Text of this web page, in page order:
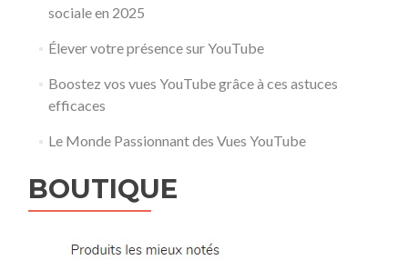
sociale en 2025
Élever votre présence sur YouTube
Boostez vos vues YouTube grâce à ces astuces
efficaces
Le Monde Passionnant des Vues YouTube
BOUTIQUE